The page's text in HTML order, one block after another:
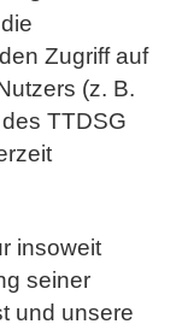
Zugriff auf
(z. B.
TTDSG
insoweit
seiner
und unsere